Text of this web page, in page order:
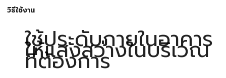
วิธีใช้งาน
ใช้ประดับภายในอาคาร
ให้แสงสว่างในบริเวณ
ที่ต้องการ